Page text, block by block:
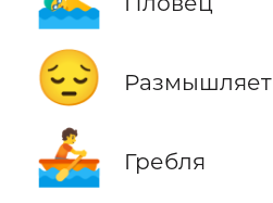
😔 Размышляет
🚣 Гребля